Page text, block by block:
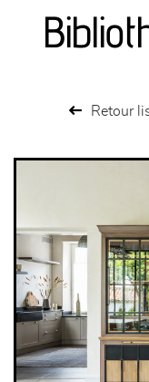
séjours
chambres et
décoration
Retour